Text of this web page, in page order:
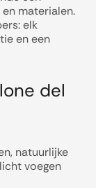
materialen.
elk
en een
del
natuurlijke
voegen